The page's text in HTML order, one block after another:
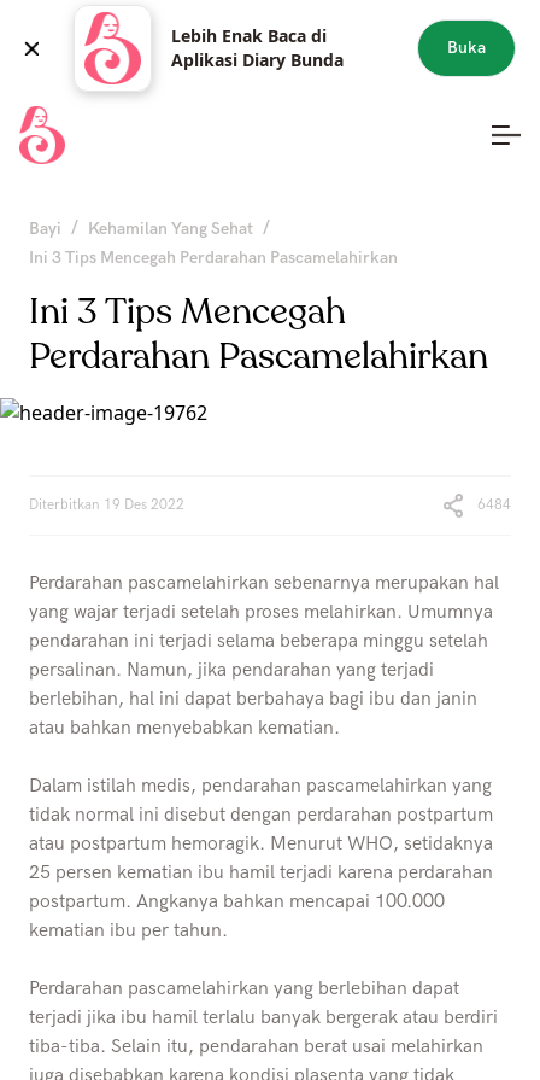
Lebih Enak Baca di
Aplikasi Diary Bunda
Buka
Bayi / Kehamilan Yang Sehat /
Ini 3 Tips Mencegah Perdarahan Pascamelahirkan
Ini 3 Tips Mencegah
Perdarahan Pascamelahirkan
Diterbitkan 19 Des 2022 6484
Perdarahan pascamelahirkan sebenarnya merupakan hal
yang wajar terjadi setelah proses melahirkan. Umumnya
pendarahan ini terjadi selama beberapa minggu setelah
persalinan. Namun, jika pendarahan yang terjadi
berlebihan, hal ini dapat berbahaya bagi ibu dan janin
atau bahkan menyebabkan kematian.
Dalam istilah medis, pendarahan pascamelahirkan yang
tidak normal ini disebut dengan perdarahan postpartum
atau postpartum hemoragik. Menurut WHO, setidaknya
25 persen kematian ibu hamil terjadi karena perdarahan
postpartum. Angkanya bahkan mencapai 100.000
kematian ibu per tahun.
Perdarahan pascamelahirkan yang berlebihan dapat
terjadi jika ibu hamil terlalu banyak bergerak atau berdiri
tiba-tiba. Selain itu, pendarahan berat usai melahirkan